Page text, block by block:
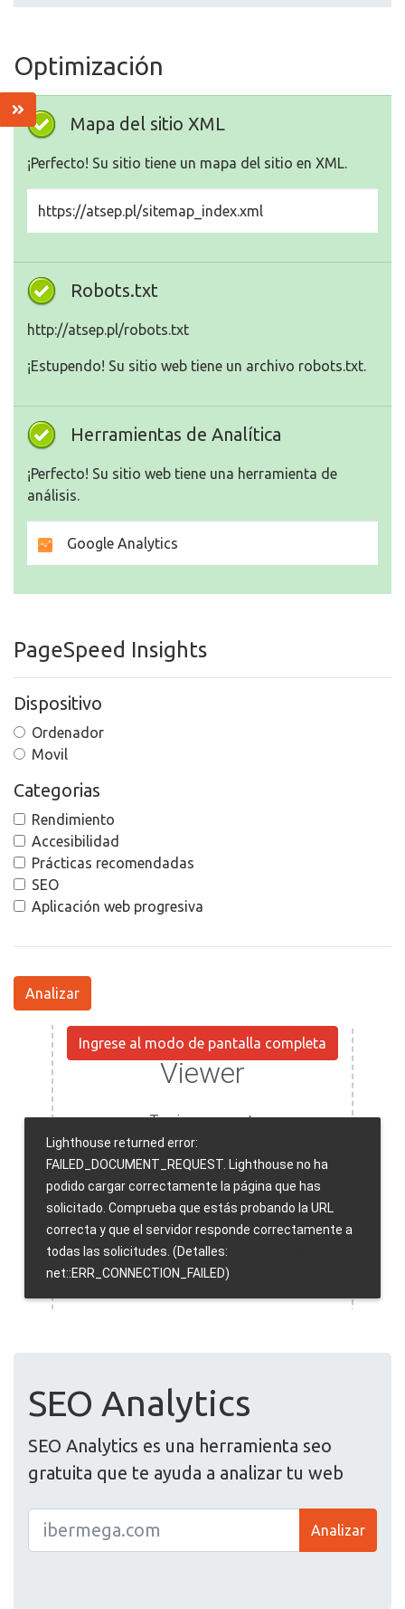
Optimización
Mapa del sitio XML
¡Perfecto! Su sitio tiene un mapa del sitio en XML.
https://atsep.pl/sitemap_index.xml
Robots.txt
http://atsep.pl/robots.txt
¡Estupendo! Su sitio web tiene un archivo robots.txt.
Herramientas de Analítica
¡Perfecto! Su sitio web tiene una herramienta de
análisis.
Google Analytics
PageSpeed Insights
Dispositivo
Ordenador
Movil
Categorias
Rendimiento
Accesibilidad
Prácticas recomendadas
SEO
Aplicación web progresiva
Analizar
Ingrese al modo de pantalla completa
SEO Analytics
SEO Analytics es una herramienta seo
gratuita que te ayuda a analizar tu web
Analizar